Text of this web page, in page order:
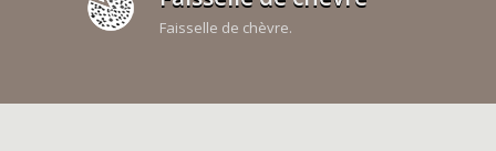
Faisselle de chèvre.